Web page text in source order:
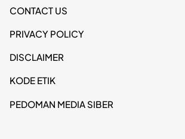
CONTACT US
PRIVACY POLICY
DISCLAIMER
KODE ETIK
PEDOMAN MEDIA SIBER